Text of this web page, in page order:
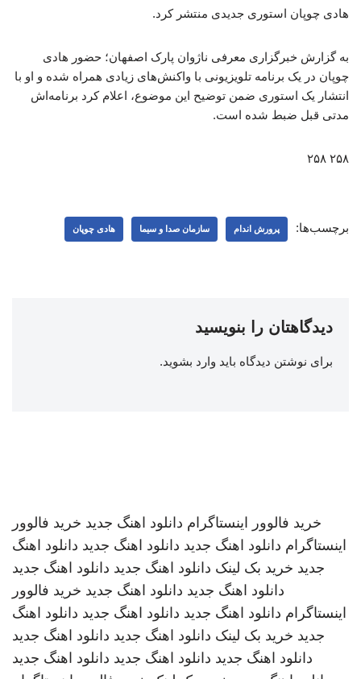
هادی چوپان استوری جدیدی منتشر کرد.
به گزارش خبرگزاری معرفی ناژوان پارک اصفهان؛ حضور هادی
چوپان در یک برنامه تلویزیونی با واکنش‌های زیادی همراه شده و او با
انتشار یک استوری ضمن توضیح این موضوع، اعلام کرد برنامه‌اش
مدتی قبل ضبط شده است.
۲۵۸ ۲۵۸
برچسب‌ها: پرورش اندام سازمان صدا و سیما هادی چوپان
دیدگاهتان را بنویسید
برای نوشتن دیدگاه باید وارد بشوید.
خرید فالوور اینستاگرام دانلود اهنگ جدید خرید فالوور
اینستاگرام دانلود اهنگ جدید دانلود اهنگ جدید دانلود اهنگ
جدید خرید بک لینک دانلود اهنگ جدید دانلود اهنگ جدید
دانلود اهنگ جدید دانلود اهنگ جدید خرید فالوور
اینستاگرام دانلود اهنگ جدید دانلود اهنگ جدید دانلود اهنگ
جدید خرید بک لینک دانلود اهنگ جدید دانلود اهنگ جدید
دانلود اهنگ جدید دانلود اهنگ جدید دانلود اهنگ جدید